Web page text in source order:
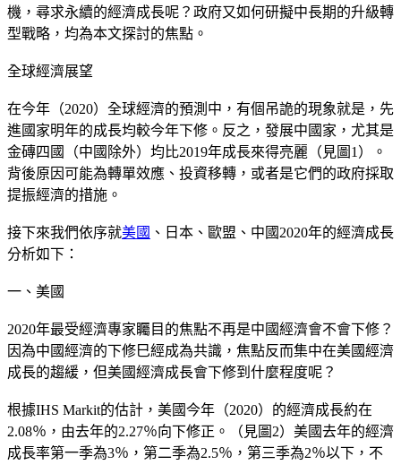
機，尋求永續的經濟成長呢？政府又如何研擬中長期的升級轉
型戰略，均為本文探討的焦點。
全球經濟展望
在今年（2020）全球經濟的預測中，有個吊詭的現象就是，先
進國家明年的成長均較今年下修。反之，發展中國家，尤其是
金磚四國（中國除外）均比2019年成長來得亮麗（見圖1）。
背後原因可能為轉單效應、投資移轉，或者是它們的政府採取
提振經濟的措施。
接下來我們依序就美國 、日本、歐盟、中國2020年的經濟成長
分析如下：
一、美國
2020年最受經濟專家矚目的焦點不再是中國經濟會不會下修？
因為中國經濟的下修巳經成為共識，焦點反而集中在美國經濟
成長的趨緩，但美國經濟成長會下修到什麼程度呢？
根據IHS Markit的估計，美國今年（2020）的經濟成長約在
2.08％，由去年的2.27％向下修正。（見圖2）美國去年的經濟
成長率第一季為3％，第二季為2.5％，第三季為2％以下，不